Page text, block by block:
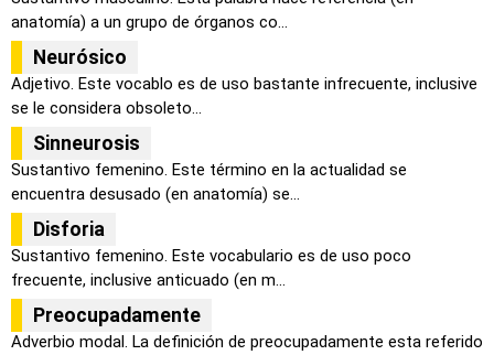
anatomía) a un grupo de órganos co...
Neurósico
Adjetivo. Este vocablo es de uso bastante infrecuente, inclusive
se le considera obsoleto...
Sinneurosis
Sustantivo femenino. Este término en la actualidad se
encuentra desusado (en anatomía) se...
Disforia
Sustantivo femenino. Este vocabulario es de uso poco
frecuente, inclusive anticuado (en m...
Preocupadamente
Adverbio modal. La definición de preocupadamente esta referido